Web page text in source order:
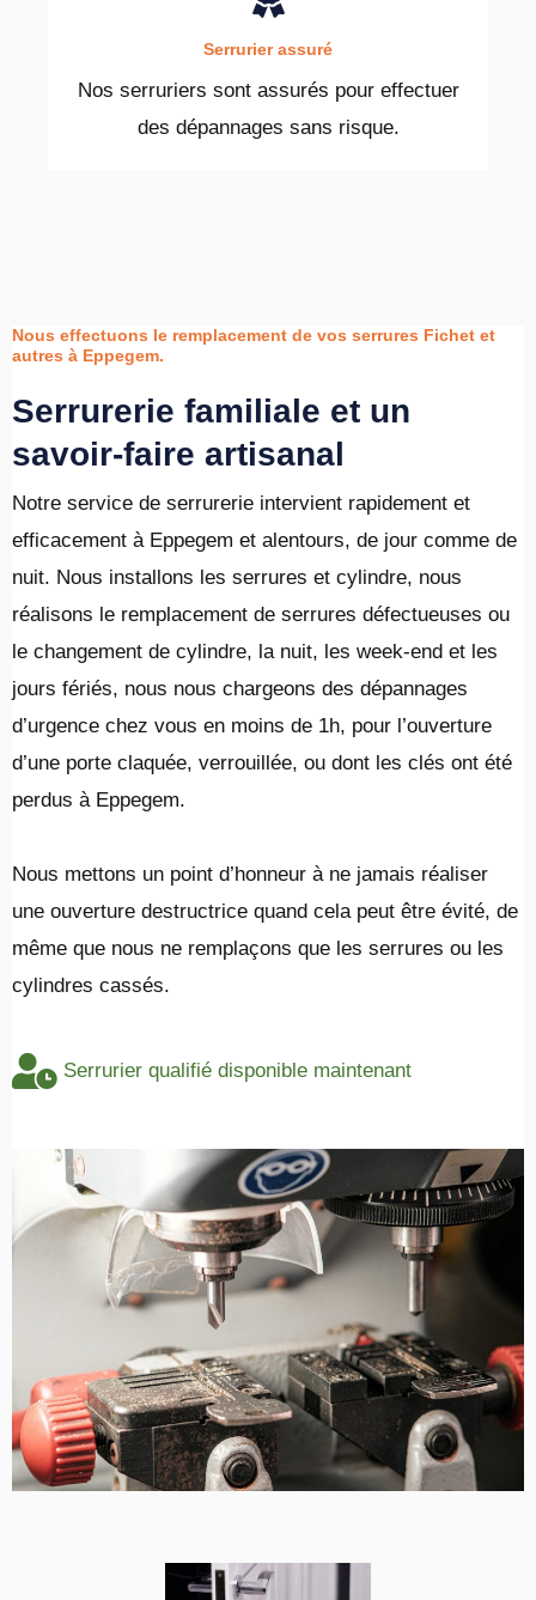
Serrurier assuré
Nos serruriers sont assurés pour effectuer
des dépannages sans risque.
Nous effectuons le remplacement de vos serrures Fichet et
autres à Eppegem.
Serrurerie familiale et un
savoir-faire artisanal
Notre service de serrurerie intervient rapidement et
efficacement à Eppegem et alentours, de jour comme de
nuit. Nous installons les serrures et cylindre, nous
réalisons le remplacement de serrures défectueuses ou
le changement de cylindre, la nuit, les week-end et les
jours fériés, nous nous chargeons des dépannages
d’urgence chez vous en moins de 1h, pour l’ouverture
d’une porte claquée, verrouillée, ou dont les clés ont été
perdus à Eppegem.
​Nous mettons un point d’honneur à ne jamais réaliser
une ouverture destructrice quand cela peut être évité, de
même que nous ne remplaçons que les serrures ou les
cylindres cassés.
Serrurier qualifié disponible maintenant